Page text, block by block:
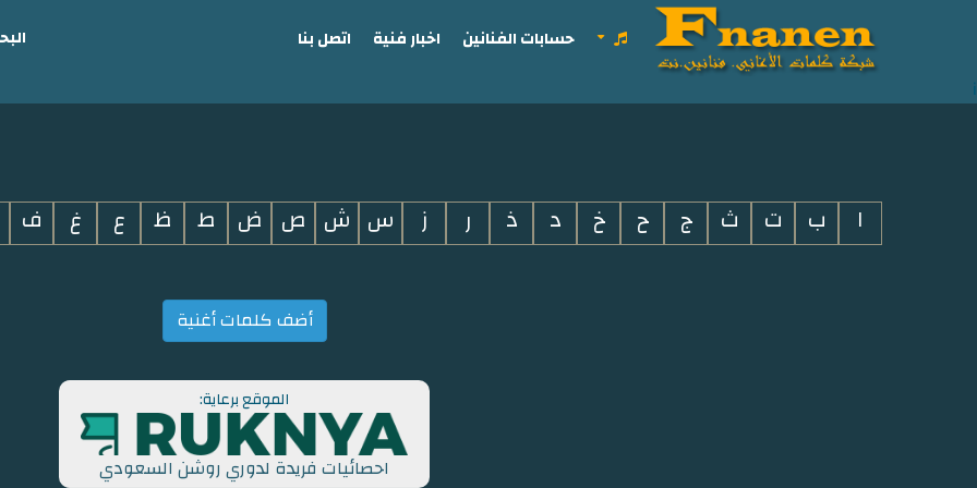
i
حسابات الفنانين اخبار فنية اتصل بنا
ا ب ت ث ج ح خ د ذ ر ز س ش ص ض ط ظ ع غ ف
أضف كلمات أغنية
الموقع برعاية:
احصائيات فريدة لدوري روشن السعودي